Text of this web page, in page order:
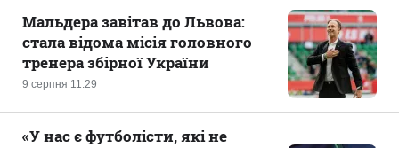
9 серпня 11:29
Мальдера завітав до Львова:
стала відома місія головного
тренера збірної України
«У нас є футболісти, які не